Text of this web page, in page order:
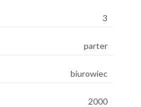
3
parter
biurowiec
2000